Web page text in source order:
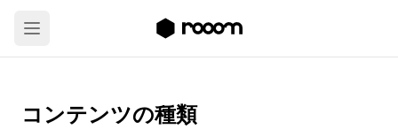
コンテンツの種類